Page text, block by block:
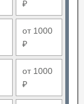
₽
от 1000
₽
от 1000
₽